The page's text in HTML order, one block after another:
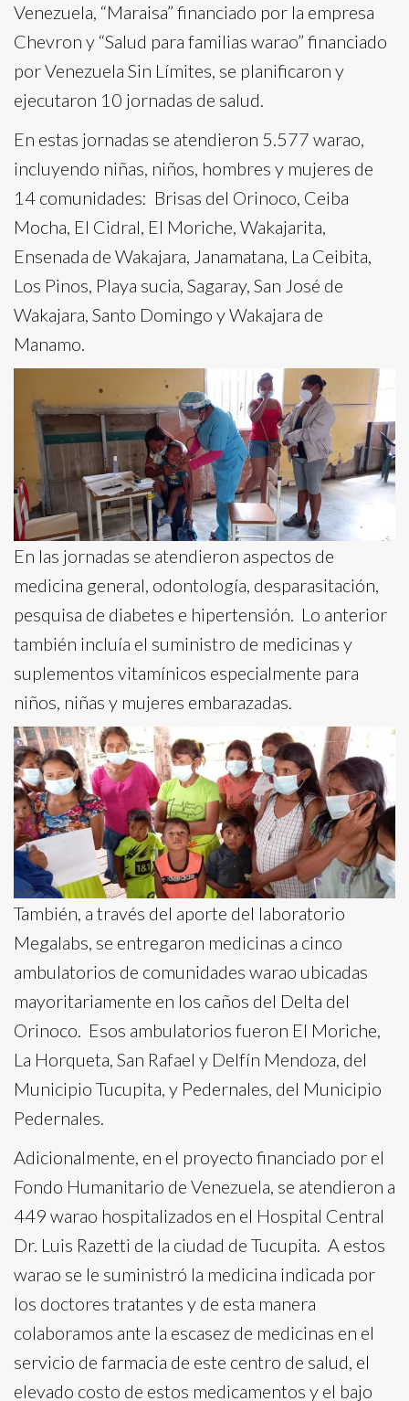
Venezuela, “Maraisa” financiado por la empresa
Chevron y “Salud para familias warao” financiado
por Venezuela Sin Límites, se planificaron y
ejecutaron 10 jornadas de salud.
En estas jornadas se atendieron 5.577 warao,
incluyendo niñas, niños, hombres y mujeres de
14 comunidades: Brisas del Orinoco, Ceiba
Mocha, El Cidral, El Moriche, Wakajarita,
Ensenada de Wakajara, Janamatana, La Ceibita,
Los Pinos, Playa sucia, Sagaray, San José de
Wakajara, Santo Domingo y Wakajara de
Manamo.
En las jornadas se atendieron aspectos de
medicina general, odontología, desparasitación,
pesquisa de diabetes e hipertensión. Lo anterior
también incluía el suministro de medicinas y
suplementos vitamínicos especialmente para
niños, niñas y mujeres embarazadas.
También, a través del aporte del laboratorio
Megalabs, se entregaron medicinas a cinco
ambulatorios de comunidades warao ubicadas
mayoritariamente en los caños del Delta del
Orinoco. Esos ambulatorios fueron El Moriche,
La Horqueta, San Rafael y Delfín Mendoza, del
Municipio Tucupita, y Pedernales, del Municipio
Pedernales.
Adicionalmente, en el proyecto financiado por el
Fondo Humanitario de Venezuela, se atendieron a
449 warao hospitalizados en el Hospital Central
Dr. Luis Razetti de la ciudad de Tucupita. A estos
warao se le suministró la medicina indicada por
los doctores tratantes y de esta manera
colaboramos ante la escasez de medicinas en el
servicio de farmacia de este centro de salud, el
elevado costo de estos medicamentos y el bajo